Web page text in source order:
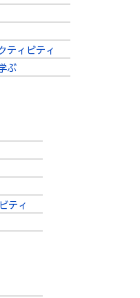
ティビティ
ぶ
ティ